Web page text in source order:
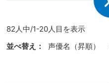
82人中/1-20人目を表示
並べ替え：
声優名（昇順）